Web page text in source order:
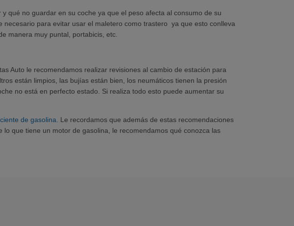
qué no guardar en su coche ya que el peso afecta al consumo de su
para evitar usar el maletero como trastero ya que esto conlleva
manera muy puntal, portabicis, etc.
Auto le recomendamos realizar revisiones al cambio de estación para
están limpios, las bujías están bien, los neumáticos tienen la presión
no está en perfecto estado. Si realiza todo esto puede aumentar su
de gasolina.
Le recordamos que además de estas recomendaciones
que tiene un motor de gasolina, le recomendamos qué conozca las